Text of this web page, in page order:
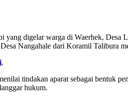
digelar warga di Waerhek, Desa
Nangahale dari Koramil Talibura
.
tindakan aparat sebagai bentuk
hukum.